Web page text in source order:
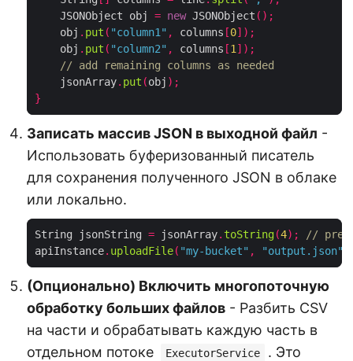
    JSONObject obj
= new JSONObject ();
    obj
. put ( "column1" , columns [0]);
    obj
. put ( "column2" , columns [1 ]);
// add remaining columns as needed
    jsonArray
. put (obj );
}
Записать массив JSON в выходной файл -
Использовать буферизованный писатель
для сохранения полученного JSON в облаке
или локально.
String jsonString = jsonArray. toString(4);
//
apiInstance. uploadFile( "my-bucket" , "output.json"
(Опционально) Включить многопоточную
обработку больших файлов - Разбить CSV
на части и обрабатывать каждую часть в
отдельном потоке
ExecutorService
. Это